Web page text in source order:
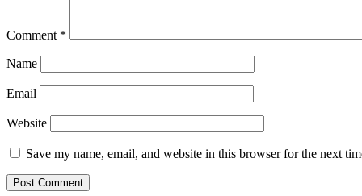
Comment *
Name
Email
Website
Save my name, email, and website in this browser for the next